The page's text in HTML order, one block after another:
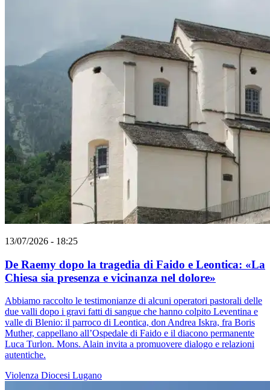
13/07/2026 - 18:25
De Raemy dopo la tragedia di Faido e Leontica: «La
Chiesa sia presenza e vicinanza nel dolore»
Abbiamo raccolto le testimonianze di alcuni operatori pastorali delle
due valli dopo i gravi fatti di sangue che hanno colpito Leventina e
valle di Blenio: il parroco di Leontica, don Andrea Iskra, fra Boris
Muther, cappellano all’Ospedale di Faido e il diacono permanente
Luca Turlon. Mons. Alain invita a promuovere dialogo e relazioni
autentiche.
Violenza Diocesi Lugano